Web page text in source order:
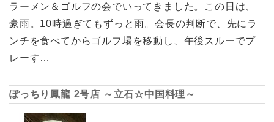
ラーメン＆ゴルフの会でいってきました。この日は、
豪雨。10時過ぎてもずっと雨。会長の判断で、先にラ
ンチを食べてからゴルフ場を移動し、午後スルーでプ
レーす…
ぽっちり鳳龍 2号店 ～立石☆中国料理～